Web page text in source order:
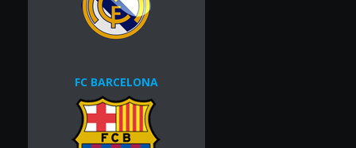
FC BARCELONA